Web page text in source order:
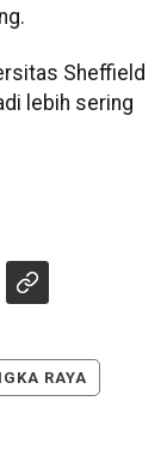
Sheffield
lebih sering
RAYA